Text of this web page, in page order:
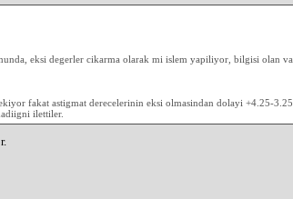
eksi degerler cikarma olarak mi islem yapiliyor, bilgisi olan
fakat astigmat derecelerinin eksi olmasindan dolayi +4.25-
ilettiler.